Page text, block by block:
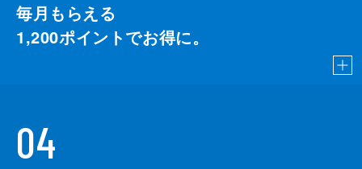
毎月もらえる
1,200ポイントでお得に。
04